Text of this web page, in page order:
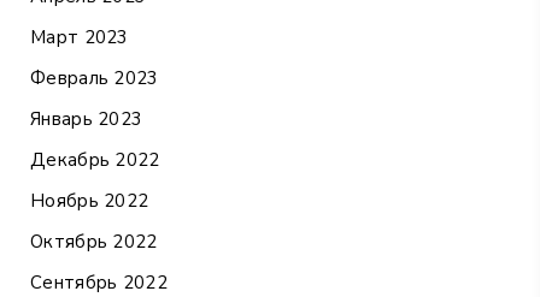
Март 2023
Февраль 2023
Январь 2023
Декабрь 2022
Ноябрь 2022
Октябрь 2022
Сентябрь 2022